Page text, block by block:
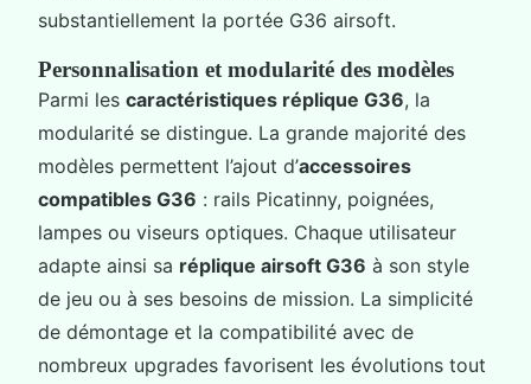
substantiellement la portée G36 airsoft.
Personnalisation et modularité des modèles
Parmi les caractéristiques réplique G36, la
modularité se distingue. La grande majorité des
modèles permettent l’ajout d’accessoires
compatibles G36 : rails Picatinny, poignées,
lampes ou viseurs optiques. Chaque utilisateur
adapte ainsi sa réplique airsoft G36 à son style
de jeu ou à ses besoins de mission. La simplicité
de démontage et la compatibilité avec de
nombreux upgrades favorisent les évolutions tout